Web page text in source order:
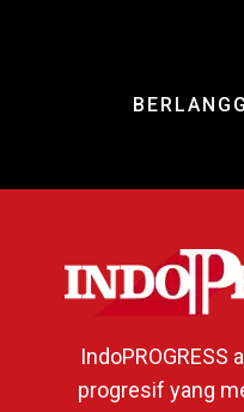
IndoPROGRESS
progresif yang